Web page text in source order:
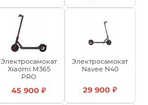
Электросамокат
Xiaomi M365
PRO
45 900 ₽
Электросамокат
Navee N40
29 900 ₽